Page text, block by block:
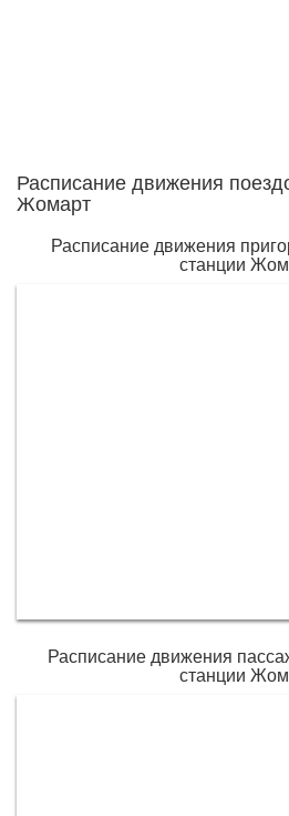
Расписание движения
Жомарт
Расписание движения
станции
Расписание движения
станции